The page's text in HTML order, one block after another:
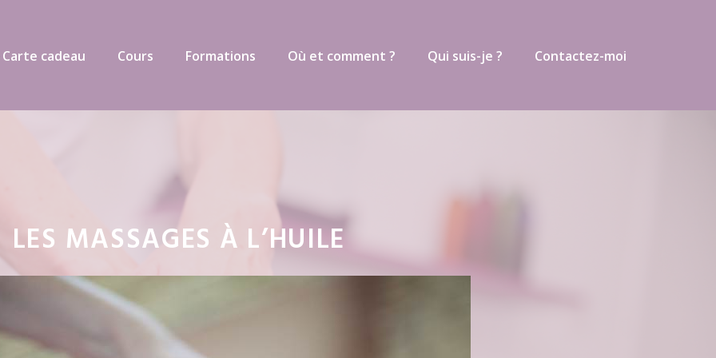
cadeau Cours Formations Où et comment ? Qui suis-je ? Contactez-moi
LES MASSAGES À L’HUILE